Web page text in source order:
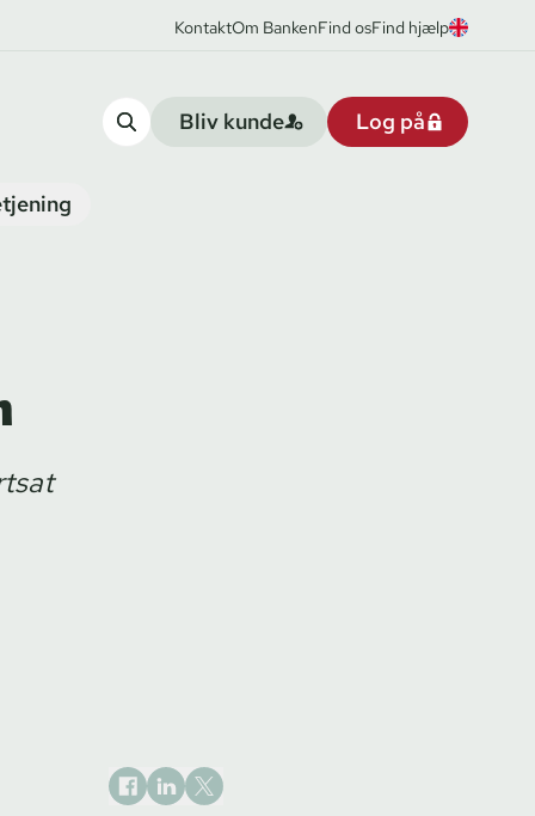
KontaktOm BankenFind osFind hjælp
Bliv kunde Log på